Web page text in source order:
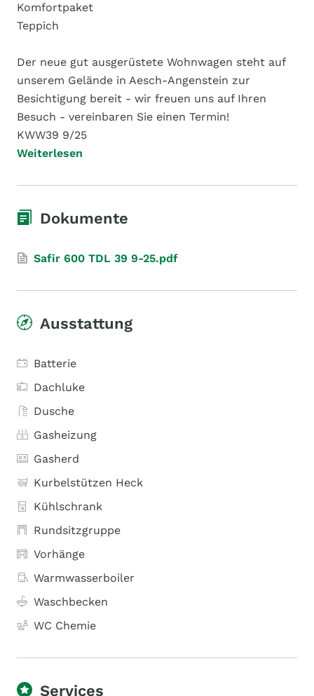
Komfortpaket
Teppich
Der neue gut ausgerüstete Wohnwagen steht auf
unserem Gelände in Aesch-Angenstein zur
Besichtigung bereit - wir freuen uns auf Ihren
Besuch - vereinbaren Sie einen Termin!
KWW39 9/25
Weiterlesen
Dokumente
Safir 600 TDL 39 9-25.pdf
Ausstattung
Batterie
Dachluke
Dusche
Gasheizung
Gasherd
Kurbelstützen Heck
Kühlschrank
Rundsitzgruppe
Vorhänge
Warmwasserboiler
Waschbecken
WC Chemie
Services